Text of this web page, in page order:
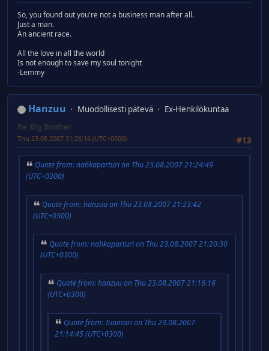
So, you found out you're not a business man after all.
Just a man.
An ancient race.
All the love in all the world
Is not enough to save my soul tonight
-Lemmy
Hanzuu Muodollisesti pätevä Ex-Henkilökuntaa
Re: Big Brother
#13
Thu 23.08.2007 21:26:16 (UTC+0300)
Quote from: nahkaparturi on Thu 23.08.2007 21:24:49
(UTC+0300)
Quote from: hanzuu on Thu 23.08.2007 21:23:42
(UTC+0300)
Quote from: nahkaparturi on Thu 23.08.2007 21:20:30
(UTC+0300)
Quote from: hanzuu on Thu 23.08.2007 21:16:16
(UTC+0300)
Quote from: Tuomari on Thu 23.08.2007
21:14:45 (UTC+0300)